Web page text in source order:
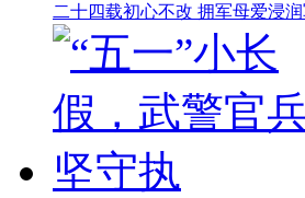
二十四载初心不改 拥军母爱浸